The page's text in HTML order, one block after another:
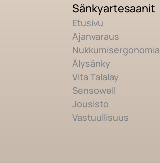
Sänkyartesaanit
Etusivu
Ajanvaraus
Nukkumisergonomia
Älysänky
Vita Talalay
Sensowell
Jousisto
Vastuullisuus